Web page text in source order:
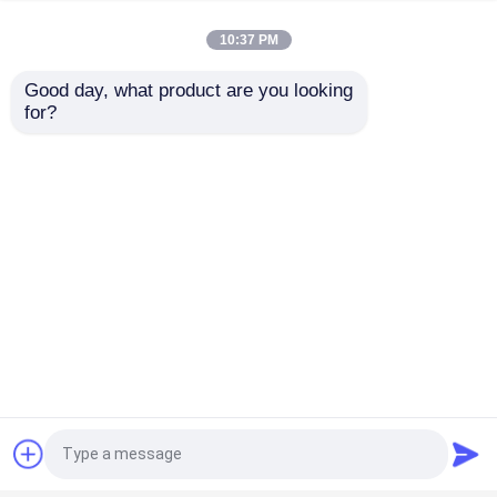
एंटी ड्रोन सिस्टम
10:37 PM
Good day, what product are you looking
for?